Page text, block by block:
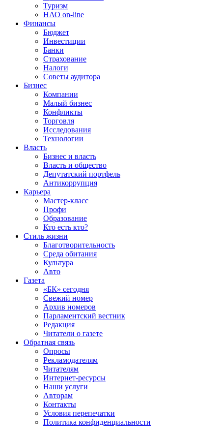
Туризм
НАО on-line
Финансы
Бюджет
Инвестиции
Банки
Страхование
Налоги
Советы аудитора
Бизнес
Компании
Малый бизнес
Конфликты
Торговля
Исследования
Технологии
Власть
Бизнес и власть
Власть и общество
Депутатский портфель
Антикоррупция
Карьера
Мастер-класс
Профи
Образование
Кто есть кто?
Стиль жизни
Благотворительность
Среда обитания
Культура
Авто
Газета
«БК» сегодня
Свежий номер
Архив номеров
Парламентский вестник
Редакция
Читатели о газете
Обратная связь
Опросы
Рекламодателям
Читателям
Интернет-ресурсы
Наши услуги
Авторам
Контакты
Условия перепечатки
Политика конфиденциальности